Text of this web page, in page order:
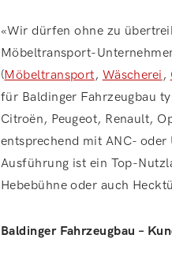
«Wir dürfen ohne zu
Möbeltransport-
(Möbeltransport, Wäscherei ,
für Baldinger Fahrzeugbau
Citroën, Peugeot, Renault,
entsprechend mit ANC-
Ausführung ist ein Top-
Hebebühne oder auch
Baldinger Fahrzeugbau –